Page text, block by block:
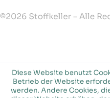
©2026 Stoffkeller – Alle
Diese Website benutzt
Betrieb der Website
werden. Andere Cookies,